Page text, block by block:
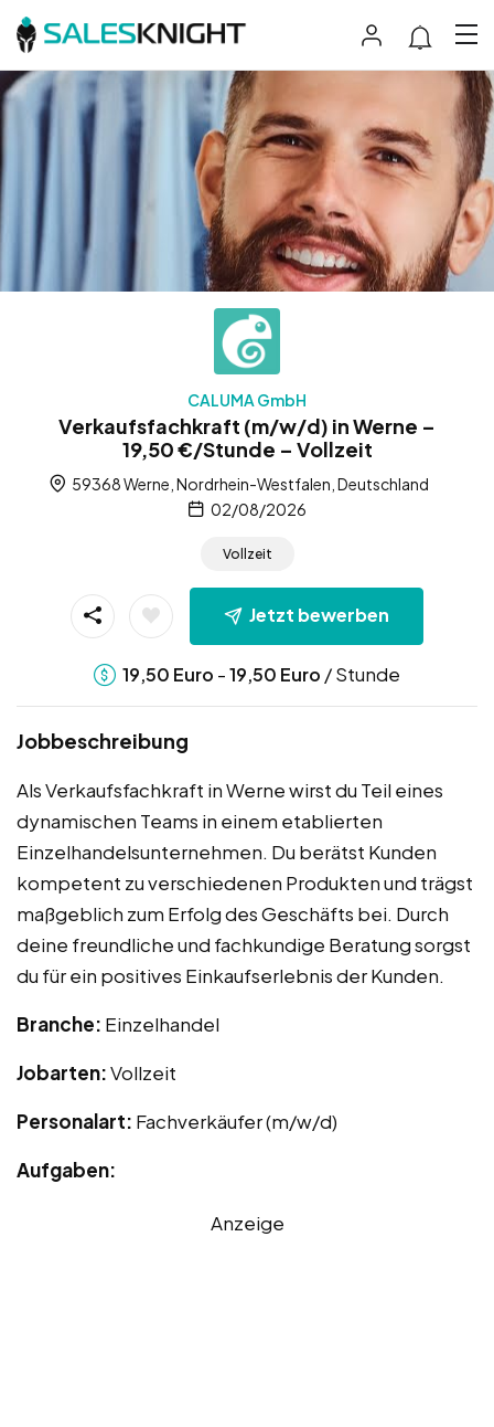
CALUMA GmbH
Verkaufsfachkraft (m/w/d) in Werne –
19,50 €/Stunde – Vollzeit
59368 Werne, Nordrhein-Westfalen, Deutschland
02/08/2026
Vollzeit
Jetzt bewerben
19,50 Euro -19,50 Euro / Stunde
Jobbeschreibung
Als Verkaufsfachkraft in Werne wirst du Teil eines
dynamischen Teams in einem etablierten
Einzelhandelsunternehmen. Du berätst Kunden
kompetent zu verschiedenen Produkten und trägst
maßgeblich zum Erfolg des Geschäfts bei. Durch
deine freundliche und fachkundige Beratung sorgst
du für ein positives Einkaufserlebnis der Kunden.
Branche: Einzelhandel
Jobarten:Vollzeit
Personalart: Fachverkäufer (m/w/d)
Aufgaben:
Anzeige